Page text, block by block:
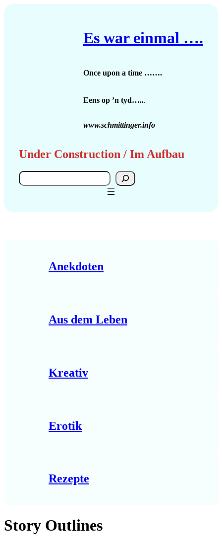
Es war einmal ….
Once upon a time …….
Eens op ’n tyd…...
www.schmittinger.info
Under Construction / Im Aufbau
Search
Anekdoten
Aus dem Leben
Kreativ
Erotik
Rezepte
Story Outlines